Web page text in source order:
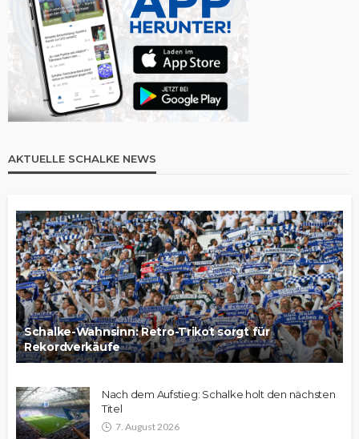
AKTUELLE SCHALKE NEWS
Schalke-Wahnsinn: Retro-Trikot sorgt für
Rekordverkäufe
Nach dem Aufstieg: Schalke holt den nächsten
Titel
7. August 2026